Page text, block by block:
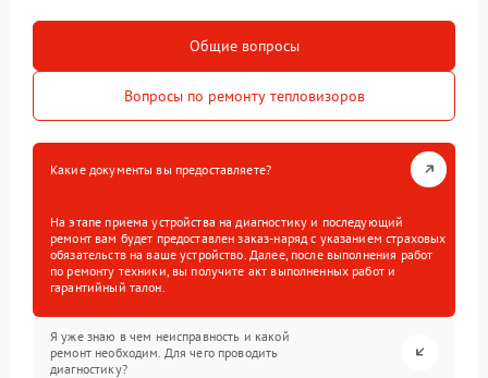
Общие вопросы
Вопросы по ремонту тепловизоров
Какие документы вы предоставляете?
На этапе приема устройства на диагностику и последующий
ремонт вам будет предоставлен заказ-наряд с указанием страховых
обязательств на ваше устройство. Далее, после выполнения работ
по ремонту техники, вы получите акт выполненных работ и
гарантийный талон.
Я уже знаю в чем неисправность и какой
ремонт необходим. Для чего проводить
диагностику?